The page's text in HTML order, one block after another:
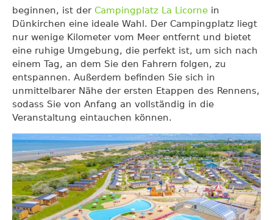
beginnen, ist der Campingplatz La Licorne in
Dünkirchen eine ideale Wahl. Der Campingplatz liegt
nur wenige Kilometer vom Meer entfernt und bietet
eine ruhige Umgebung, die perfekt ist, um sich nach
einem Tag, an dem Sie den Fahrern folgen, zu
entspannen. Außerdem befinden Sie sich in
unmittelbarer Nähe der ersten Etappen des Rennens,
sodass Sie von Anfang an vollständig in die
Veranstaltung eintauchen können.